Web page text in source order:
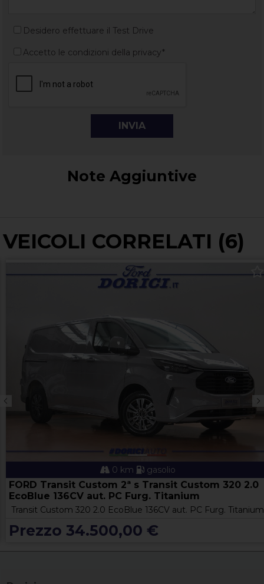
Desidero effettuare il Test Drive
Accetto le condizioni della privacy*
Note Aggiuntive
VEICOLI CORRELATI (6)
0 km gasolio
FORD Transit Custom 2ª s Transit Custom 320 2.0
EcoBlue 136CV aut. PC Furg. Titanium
Transit Custom 320 2.0 EcoBlue 136CV aut. PC Furg. Titanium
Prezzo 34.500,00 €